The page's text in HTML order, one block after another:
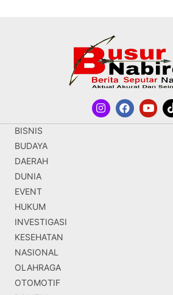
BISNIS
BUDAYA
DAERAH
DUNIA
EVENT
HUKUM
INVESTIGASI
KESEHATAN
NASIONAL
OLAHRAGA
OTOMOTIF